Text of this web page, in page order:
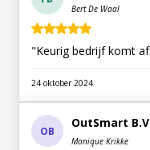
Bert De Waal
"Keurig bedrijf komt
24 oktober 2024
OB
OutSmart
Monique Krikke